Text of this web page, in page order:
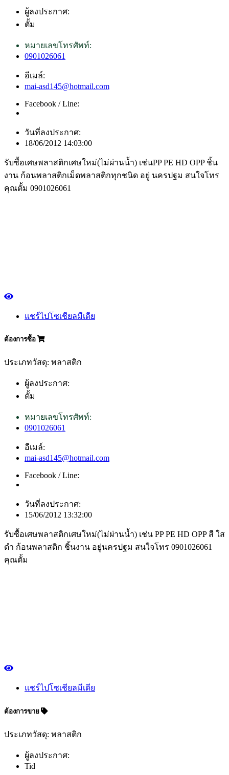
ผู้ลงประกาศ:
ตั้ม
หมายเลขโทรศัพท์:
0901026061
อีเมล์:
mai-asd145@hotmail.com
Facebook / Line:
วันที่ลงประกาศ:
18/06/2012 14:03:00
รับซื้อเศษพลาสติกเศษใหม่(ไม่ผ่านน้ำ) เช่นPP PE HD OPP ชิ้น
งาน ก้อนพลาสติกเม็ดพลาสติกทุกชนิด อยู่ นครปฐม สนใจโทร
คุณตั้ม 0901026061
แชร์ไปโซเชียลมีเดีย
ต้องการซื้อ
ประเภทวัสดุ: พลาสติก
ผู้ลงประกาศ:
ตั้ม
หมายเลขโทรศัพท์:
0901026061
อีเมล์:
mai-asd145@hotmail.com
Facebook / Line:
วันที่ลงประกาศ:
15/06/2012 13:32:00
รับซื้อเศษพลาสติกเศษใหม่(ไม่ผ่านน้ำ) เช่น PP PE HD OPP สี ใส
ดำ ก้อนพลาสติก ชิ้นงาน อยู่นครปฐม สนใจโทร 0901026061
คุณตั้ม
แชร์ไปโซเชียลมีเดีย
ต้องการขาย
ประเภทวัสดุ: พลาสติก
ผู้ลงประกาศ:
Tid